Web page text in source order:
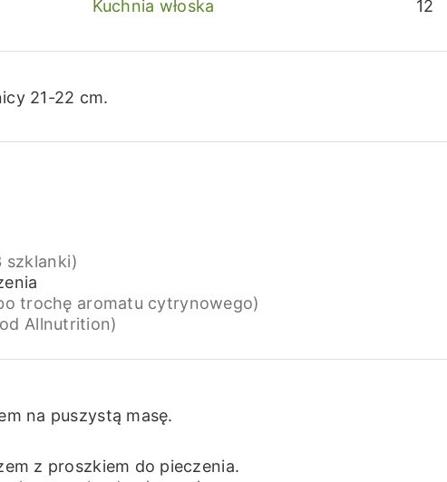
Kuchnia włoska
12
21-22 cm.
szklanki)
trochę aromatu cytrynowego)
Allnutrition)
na puszystą masę.
z proszkiem do pieczenia.